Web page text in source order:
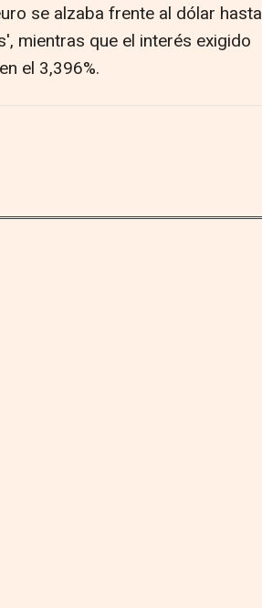
se alzaba frente al dólar hasta
mientras que el interés exigido
el 3,396%.